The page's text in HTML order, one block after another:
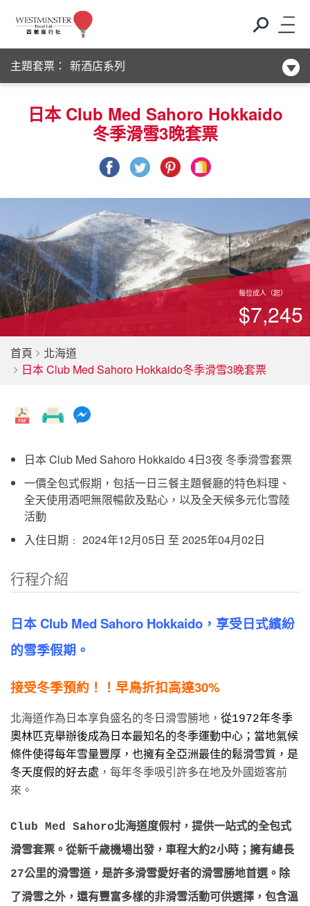
主題套票：
Club Med
新酒店系列
新酒店系列
日本 Club Med Sahoro Hokkaido
冬季滑雪3晚套票
每位成人（起）
$7,245
首頁
北海道
日本 Club Med Sahoro Hokkaido冬季滑雪3晚套票
日本 Club Med Sahoro Hokkaido 4日3夜 冬季滑雪套票
一價全包式假期，包括一日三餐主題餐廳的特色料理、
全天使用酒吧無限暢飲及點心，以及全天候多元化雪陸
活動
入住日期﹕ 2024年12月05日 至 2025年04月02日
行程介紹
日本 Club Med Sahoro Hokkaido， 享受日式繽紛
的雪季假期 。
接受冬季預約！！早鳥折扣高達30%
北海道作為日本享負盛名的冬日滑雪勝地， 從1972年冬季
奧林匹克舉辦後成為日本最知名的冬季運動中心；當地氣候
條件使得每年雪量豐厚，也擁有全亞洲最佳的鬆滑雪質，是
冬天度假的好去處 ，每年冬季吸引許多在地及外國遊客前
來。
Club Med Sahoro北海道度假村，提供一站式的全包式
滑雪套票。從新千歲機場出發，車程大約2小時；擁有總長
27公里的滑雪道，是許多滑雪愛好者的滑雪勝地首選。除
了滑雪之外，還有豐富多樣的非滑雪活動可供選擇，包含溫